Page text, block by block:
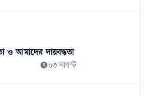
আটকে দিল আদালত
ও আমাদের দায়বদ্ধতা
০৩ আগস্ট